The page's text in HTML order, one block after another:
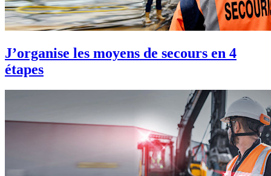
J’organise les moyens de secours en 4
étapes